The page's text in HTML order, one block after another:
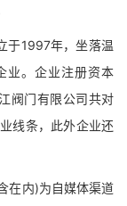
1997年，坐落温
业。企业注册资本
阀门有限公司共对
线条，此外企业还
内)为自媒体渠道